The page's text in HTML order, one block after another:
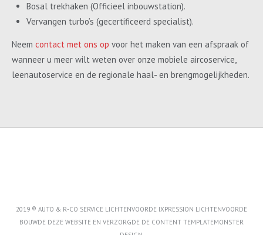
Bosal trekhaken (Officieel inbouwstation).
Vervangen turbo’s (gecertificeerd specialist).
Neem contact met ons op voor het maken van een afspraak of
wanneer u meer wilt weten over onze mobiele aircoservice,
leenautoservice en de regionale haal- en brengmogelijkheden.
2019 ® AUTO & R-CO SERVICE LICHTENVOORDE IXPRESSION LICHTENVOORDE
BOUWDE DEZE WEBSITE EN VERZORGDE DE CONTENT TEMPLATEMONSTER